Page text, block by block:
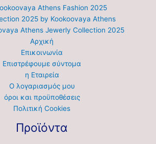
Athens Fashion 2025
2025 by Kookoovaya Athens
Athens Jewerly Collection 2025
Αρχική
Επικοινωνία
Επιστρέφουμε σύντομα
η Εταιρεία
Ο λογαριασμός μου
όροι και προϋποθέσεις
Πολιτική Cookies
Προϊόντα